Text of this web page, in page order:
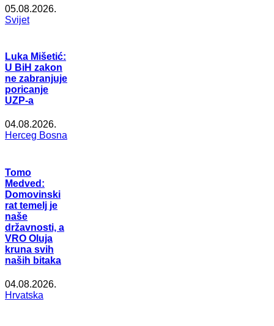
05.08.2026.
Svijet
Luka Mišetić:
U BiH zakon
ne zabranjuje
poricanje
UZP-a
04.08.2026.
Herceg Bosna
Tomo
Medved:
Domovinski
rat temelj je
naše
državnosti, a
VRO Oluja
kruna svih
naših bitaka
04.08.2026.
Hrvatska